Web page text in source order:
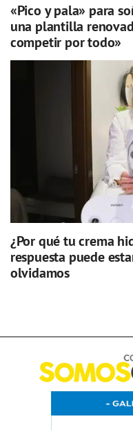
«Pico y pala» para
una plantilla
competir por todo»
¿Por qué tu crema
respuesta puede
olvidamos